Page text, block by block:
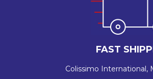
FAST
Colissimo International,